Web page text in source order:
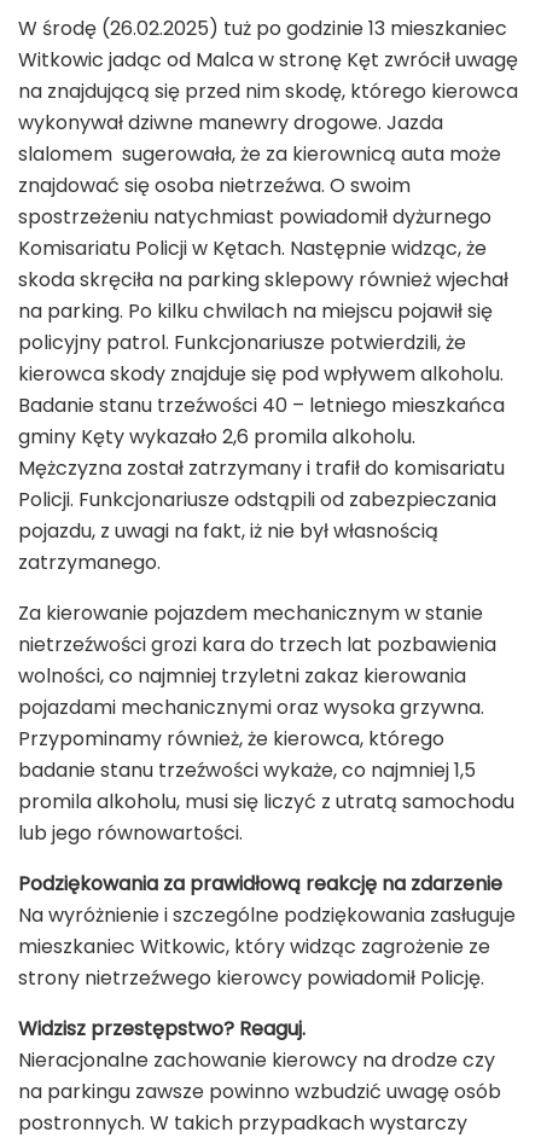
W środę (26.02.2025) tuż po godzinie 13 mieszkaniec
Witkowic jadąc od Malca w stronę Kęt zwrócił uwagę
na znajdującą się przed nim skodę, którego kierowca
wykonywał dziwne manewry drogowe. Jazda
slalomem sugerowała, że za kierownicą auta może
znajdować się osoba nietrzeźwa. O swoim
spostrzeżeniu natychmiast powiadomił dyżurnego
Komisariatu Policji w Kętach. Następnie widząc, że
skoda skręciła na parking sklepowy również wjechał
na parking. Po kilku chwilach na miejscu pojawił się
policyjny patrol. Funkcjonariusze potwierdzili, że
kierowca skody znajduje się pod wpływem alkoholu.
Badanie stanu trzeźwości 40 – letniego mieszkańca
gminy Kęty wykazało 2,6 promila alkoholu.
Mężczyzna został zatrzymany i trafił do komisariatu
Policji. Funkcjonariusze odstąpili od zabezpieczania
pojazdu, z uwagi na fakt, iż nie był własnością
zatrzymanego.
Za kierowanie pojazdem mechanicznym w stanie
nietrzeźwości grozi kara do trzech lat pozbawienia
wolności, co najmniej trzyletni zakaz kierowania
pojazdami mechanicznymi oraz wysoka grzywna.
Przypominamy również, że kierowca, którego
badanie stanu trzeźwości wykaże, co najmniej 1,5
promila alkoholu, musi się liczyć z utratą samochodu
lub jego równowartości.
Podziękowania za prawidłową reakcję na zdarzenie
Na wyróżnienie i szczególne podziękowania zasługuje
mieszkaniec Witkowic, który widząc zagrożenie ze
strony nietrzeźwego kierowcy powiadomił Policję.
Widzisz przestępstwo? Reaguj.
Nieracjonalne zachowanie kierowcy na drodze czy
na parkingu zawsze powinno wzbudzić uwagę osób
postronnych. W takich przypadkach wystarczy